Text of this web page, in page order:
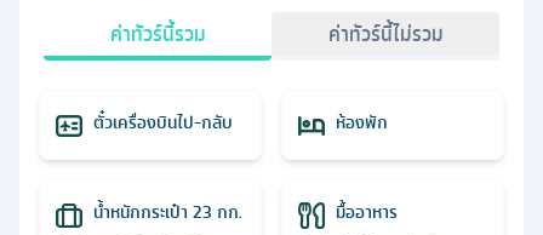
ค่าทัวร์นี้รวม ค่าทัวร์นี้ไม่รวม
ตั๋วเครื่องบินไป-กลับ ห้องพัก
น้ำหนักกระเป๋า 23 กก. มื้ออาหาร